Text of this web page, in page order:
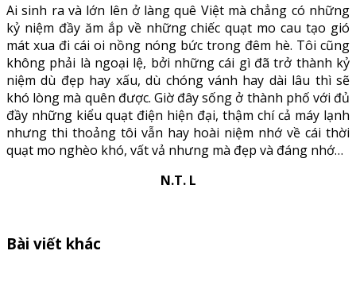
Ai sinh ra và lớn lên ở làng quê Việt mà chẳng có những
kỷ niệm đầy ăm ắp về những chiếc quạt mo cau tạo gió
mát xua đi cái oi nồng nóng bức trong đêm hè. Tôi cũng
không phải là ngoại lệ, bởi những cái gì đã trở thành kỷ
niệm dù đẹp hay xấu, dù chóng vánh hay dài lâu thì sẽ
khó lòng mà quên được. Giờ đây sống ở thành phố với đủ
đầy những kiểu quạt điện hiện đại, thậm chí cả máy lạnh
nhưng thi thoảng tôi vẫn hay hoài niệm nhớ về cái thời
quạt mo nghèo khó, vất vả nhưng mà đẹp và đáng nhớ…
N.T. L
Bài viết khác